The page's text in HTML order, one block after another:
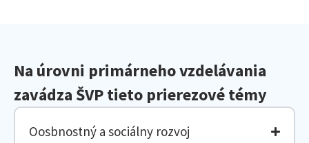
Na úrovni primárneho vzdelávania
zavádza ŠVP tieto prierezové témy
Oosbnostný a sociálny rozvoj